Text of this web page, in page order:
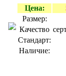
Цена:
Размер:
Качество
Стандарт:
Наличие: